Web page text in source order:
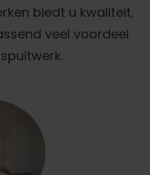
biedt u kwaliteit,
veel voordeel